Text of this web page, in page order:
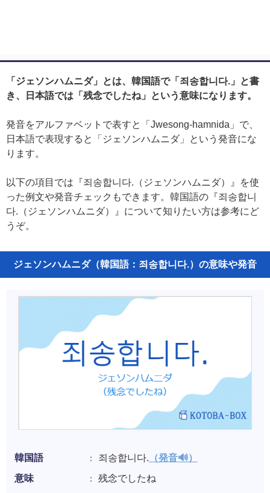
「ジェソンハムニダ」とは、韓国語で「죄송합니다.」と書
き、日本語では「残念でしたね」という意味になります。
発音をアルファベットで表すと「Jwesong-hamnida」で、
日本語で表現すると「ジェソンハムニダ」という発音にな
ります。
以下の項目では『죄송합니다.（ジェソンハムニダ）』を使
った例文や発音チェックもできます。韓国語の『죄송합니
다.（ジェソンハムニダ）』について知りたい方は参考にど
うぞ。
ジェソンハムニダ（韓国語：죄송합니다.）の意味や発音
韓国語 죄송합니다. （発音🔊）
意味
残念でしたね